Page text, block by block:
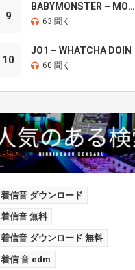
9
BABYMONSTER – MOON
63 聞く
10
JO1 – WHATCHA DOIN
60 聞く
着信音 ダウンロード
着信音 無料
着信音 ダウンロード 無料
着信 音 edm